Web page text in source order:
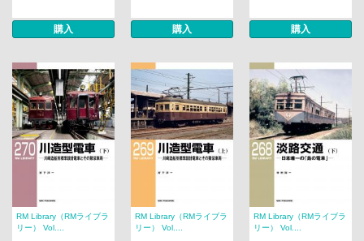
購入 購入 購入
RM Library（RMライブラ
リー） Vol....
RM Library（RMライブラ
リー） Vol....
RM Library（RMライブラ
リー） Vol....